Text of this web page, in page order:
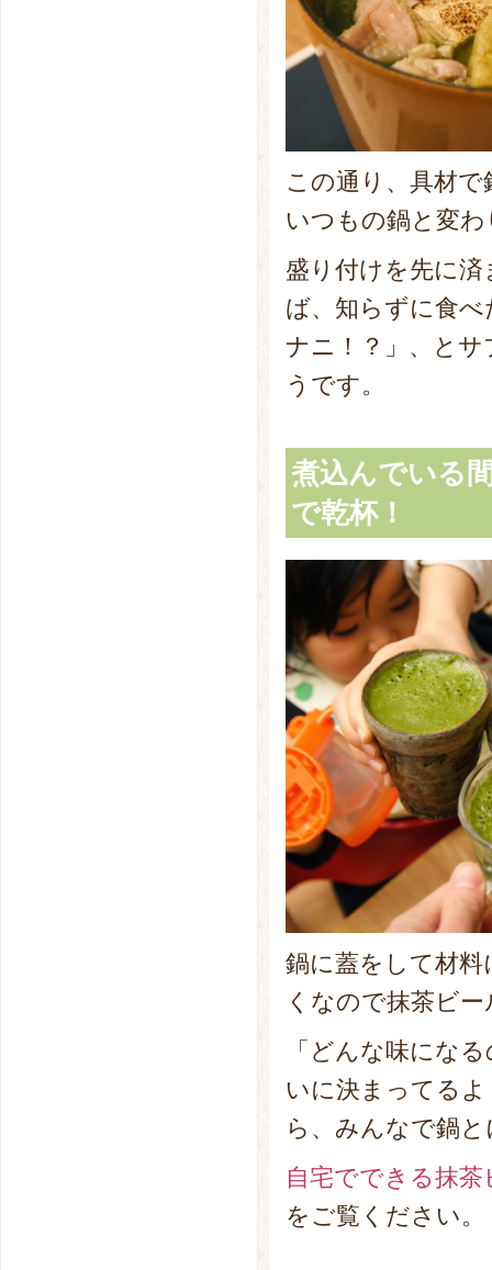
この通り、具材
いつもの鍋と変
盛り付けを先に
ば、知らずに食
ナニ！？」、と
うです。
煮込んでいる
で乾杯！
鍋に蓋をして材
くなので抹茶ビ
「どんな味にな
いに決まってる
ら、みんなで鍋
自宅でできる抹
をご覧ください。